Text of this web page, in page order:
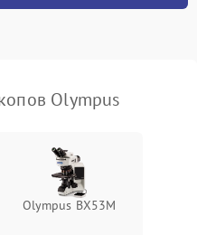
Olympus
Olympus BX53M